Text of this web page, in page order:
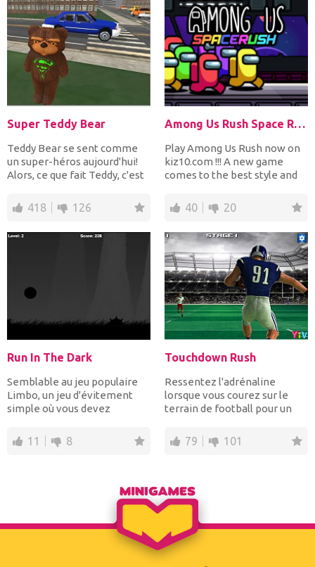
Super Teddy Bear
Teddy Bear se sent comme
un super-héros aujourd'hui!
Alors, ce que fait Teddy, c'est
418 126
Among Us Rush Space Rush
Play Among Us Rush now on
kiz10.com !!! A new game
comes to the best style and
40 20
Run In The Dark
Semblable au jeu populaire
Limbo, un jeu d'évitement
simple où vous devez
11 8
Touchdown Rush
Ressentez l'adrénaline
lorsque vous courez sur le
terrain de football pour un
79 101